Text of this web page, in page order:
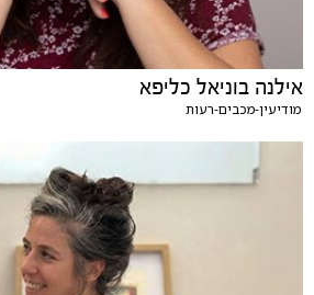
אילנה בוניאל כליפא
מודיעין-מכבים-רעות